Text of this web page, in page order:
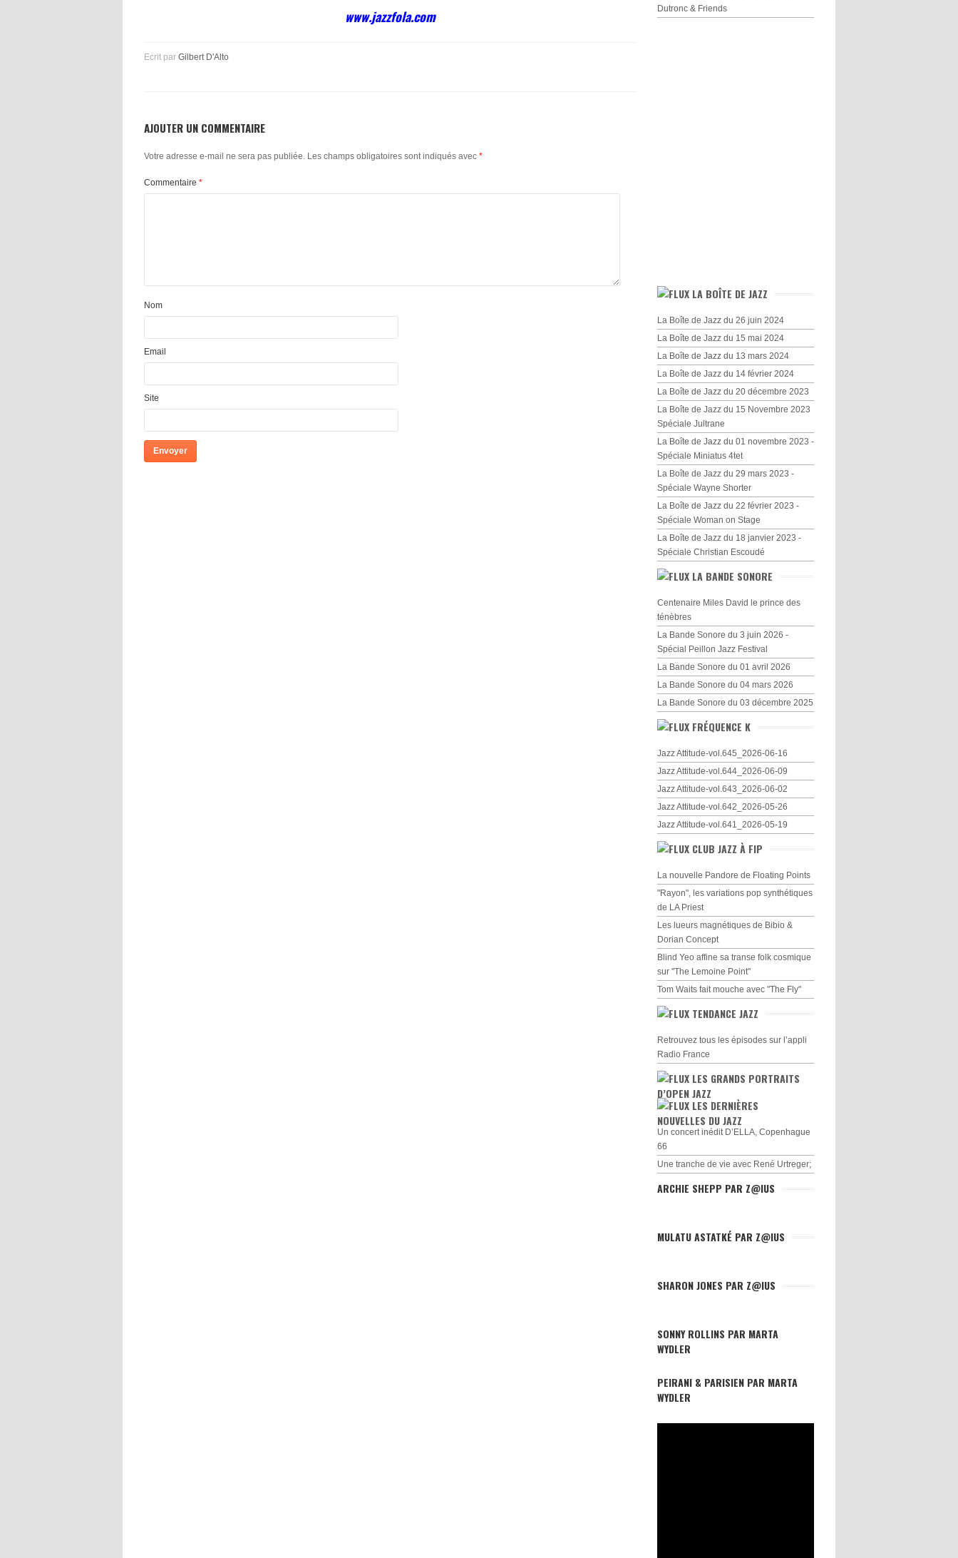
www.jazzfola.com
Ecrit par Gilbert D'Alto
AJOUTER UN COMMENTAIRE
Votre adresse e-mail ne sera pas publiée. Les champs obligatoires sont indiqués avec *
Commentaire *
Nom
Email
Site
Dutronc & Friends
LA BOÎTE DE JAZZ
La Boîte de Jazz du 26 juin 2024
La Boîte de Jazz du 15 mai 2024
La Boîte de Jazz du 13 mars 2024
La Boîte de Jazz du 14 février 2024
La Boîte de Jazz du 20 décembre 2023
La Boîte de Jazz du 15 Novembre 2023
Spéciale Jultrane
La Boîte de Jazz du 01 novembre 2023 -
Spéciale Miniatus 4tet
La Boîte de Jazz du 29 mars 2023 -
Spéciale Wayne Shorter
La Boîte de Jazz du 22 février 2023 -
Spéciale Woman on Stage
La Boîte de Jazz du 18 janvier 2023 -
Spéciale Christian Escoudé
LA BANDE SONORE
Centenaire Miles David le prince des
ténèbres
La Bande Sonore du 3 juin 2026 -
Spécial Peillon Jazz Festival
La Bande Sonore du 01 avril 2026
La Bande Sonore du 04 mars 2026
La Bande Sonore du 03 décembre 2025
FRÉQUENCE K
Jazz Attitude-vol.645_2026-06-16
Jazz Attitude-vol.644_2026-06-09
Jazz Attitude-vol.643_2026-06-02
Jazz Attitude-vol.642_2026-05-26
Jazz Attitude-vol.641_2026-05-19
CLUB JAZZ À FIP
La nouvelle Pandore de Floating Points
"Rayon", les variations pop synthétiques
de LA Priest
Les lueurs magnétiques de Bibio &
Dorian Concept
Blind Yeo affine sa transe folk cosmique
sur "The Lemoine Point"
Tom Waits fait mouche avec "The Fly"
TENDANCE JAZZ
Retrouvez tous les épisodes sur l’appli
Radio France
LES GRANDS PORTRAITS
D’OPEN JAZZ
LES DERNIÈRES
NOUVELLES DU JAZZ
Un concert inédit D’ELLA, Copenhague
66
Une tranche de vie avec René Urtreger;
ARCHIE SHEPP PAR Z@IUS
MULATU ASTATKÉ PAR Z@IUS
SHARON JONES PAR Z@IUS
SONNY ROLLINS PAR MARTA
WYDLER
PEIRANI & PARISIEN PAR MARTA
WYDLER